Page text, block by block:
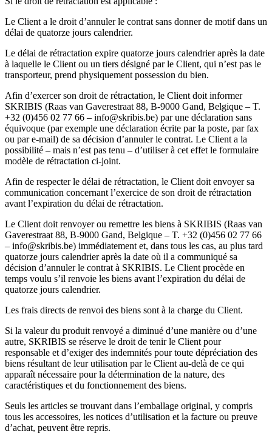
Le Client a le droit d’annuler le contrat sans donner de motif dans un
délai de quatorze jours calendrier.
Le délai de rétractation expire quatorze jours calendrier après la date
à laquelle le Client ou un tiers désigné par le Client, qui n’est pas le
transporteur, prend physiquement possession du bien.
Afin d’exercer son droit de rétractation, le Client doit informer
SKRIBIS (Raas van Gaverestraat 88, B-9000 Gand, Belgique – T.
+32 (0)456 02 77 66 – info@skribis.be) par une déclaration sans
équivoque (par exemple une déclaration écrite par la poste, par fax
ou par e-mail) de sa décision d’annuler le contrat. Le Client a la
possibilité – mais n’est pas tenu – d’utiliser à cet effet le formulaire
modèle de rétractation ci-joint.
Afin de respecter le délai de rétractation, le Client doit envoyer sa
communication concernant l’exercice de son droit de rétractation
avant l’expiration du délai de rétractation.
Le Client doit renvoyer ou remettre les biens à SKRIBIS (Raas van
Gaverestraat 88, B-9000 Gand, Belgique – T. +32 (0)456 02 77 66
– info@skribis.be) immédiatement et, dans tous les cas, au plus tard
quatorze jours calendrier après la date où il a communiqué sa
décision d’annuler le contrat à SKRIBIS. Le Client procède en
temps voulu s’il renvoie les biens avant l’expiration du délai de
quatorze jours calendrier.
Les frais directs de renvoi des biens sont à la charge du Client.
Si la valeur du produit renvoyé a diminué d’une manière ou d’une
autre, SKRIBIS se réserve le droit de tenir le Client pour
responsable et d’exiger des indemnités pour toute dépréciation des
biens résultant de leur utilisation par le Client au-delà de ce qui
apparaît nécessaire pour la détermination de la nature, des
caractéristiques et du fonctionnement des biens.
Seuls les articles se trouvant dans l’emballage original, y compris
tous les accessoires, les notices d’utilisation et la facture ou preuve
d’achat, peuvent être repris.